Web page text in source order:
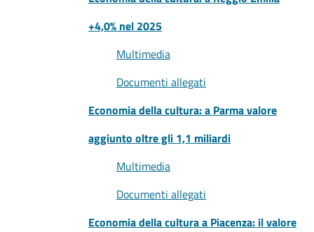
+4,0% nel 2025
Multimedia
Documenti allegati
Economia della cultura: a Parma valore
aggiunto oltre gli 1,1 miliardi
Multimedia
Documenti allegati
Economia della cultura a Piacenza: il valore